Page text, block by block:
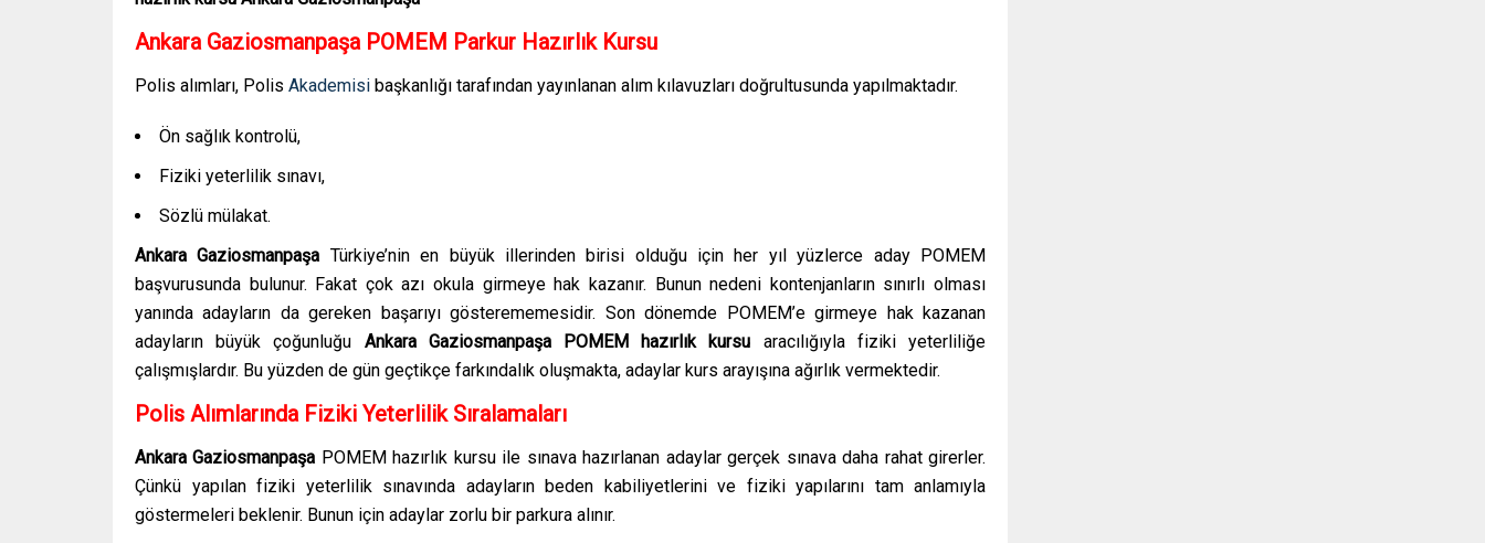
Ankara Gaziosmanpaşa POMEM Parkur Hazırlık Kursu
Polis alımları, Polis Akademisi başkanlığı tarafından yayınlanan alım kılavuzları doğrultusunda yapılmaktadır.
Ön sağlık kontrolü,
Fiziki yeterlilik sınavı,
Sözlü mülakat.
Ankara Gaziosmanpaşa Türkiye’nin en büyük illerinden birisi olduğu için her yıl yüzlerce aday POMEM
başvurusunda bulunur. Fakat çok azı okula girmeye hak kazanır. Bunun nedeni kontenjanların sınırlı olması
yanında adayların da gereken başarıyı gösterememesidir. Son dönemde POMEM’e girmeye hak kazanan
adayların büyük çoğunluğu Ankara Gaziosmanpaşa POMEM hazırlık kursu aracılığıyla fiziki yeterliliğe
çalışmışlardır. Bu yüzden de gün geçtikçe farkındalık oluşmakta, adaylar kurs arayışına ağırlık vermektedir.
Polis Alımlarında Fiziki Yeterlilik Sıralamaları
Ankara Gaziosmanpaşa POMEM hazırlık kursu ile sınava hazırlanan adaylar gerçek sınava daha rahat girerler.
Çünkü yapılan fiziki yeterlilik sınavında adayların beden kabiliyetlerini ve fiziki yapılarını tam anlamıyla
göstermeleri beklenir. Bunun için adaylar zorlu bir parkura alınır.